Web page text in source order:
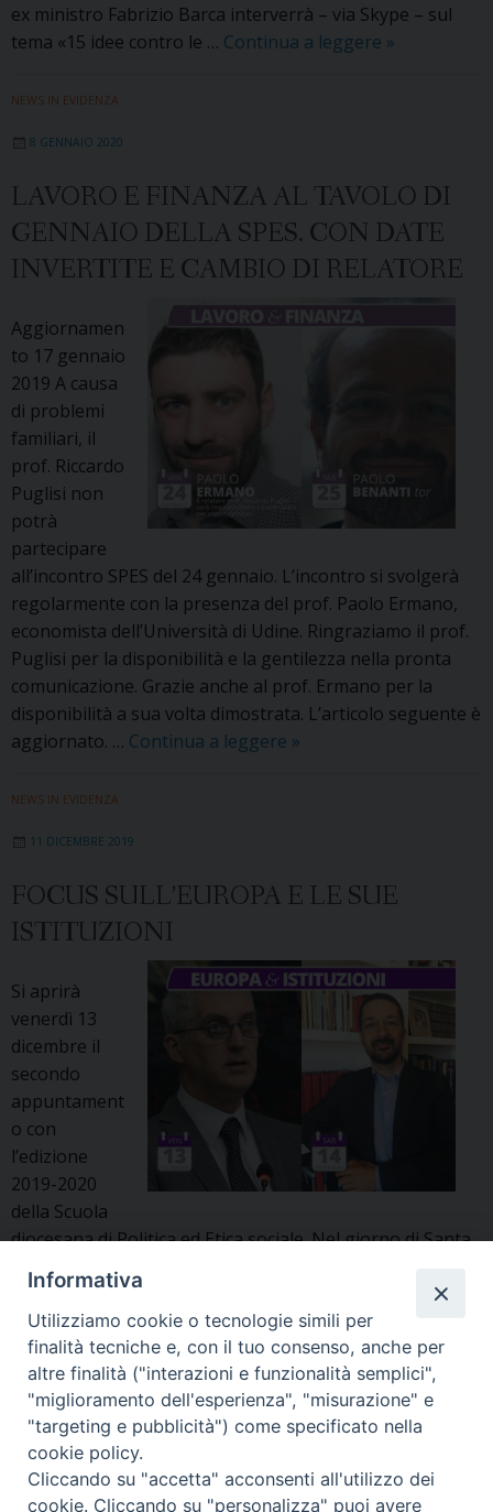
ex ministro Fabrizio Barca interverrà – via Skype – sul
tema «15 idee contro le … Continua a leggere
SPES
di
»
NEWS IN EVIDENZA
8 GENNAIO 2020
LAVORO E FINANZA AL TAVOLO DI
GENNAIO DELLA SPES. CON DATE
INVERTITE E CAMBIO DI RELATORE
Aggiornamen
to 17 gennaio
2019 A causa
di problemi
familiari, il
prof. Riccardo
Puglisi non
potrà
partecipare
all’incontro SPES del 24 gennaio. L’incontro si svolgerà
regolarmente con la presenza del prof. Paolo Ermano,
economista dell’Università di Udine. Ringraziamo il prof.
Puglisi per la disponibilità e la gentilezza nella pronta
comunicazione. Grazie anche al prof. Ermano per la
disponibilità a sua volta dimostrata. L’articolo seguente è
aggiornato. … Continua a leggere Lavoro
gennaio
SPES.
Con
cambio
relatore
»
NEWS IN EVIDENZA
11 DICEMBRE 2019
FOCUS SULL’EUROPA E LE SUE
ISTITUZIONI
Si aprirà
venerdì 13
dicembre il
secondo
appuntament
o con
l’edizione
2019-2020
della Scuola
diocesana di Politica ed Etica sociale. Nel giorno di Santa
Lucia, alle 18.00, il prof. Andrea Zannini – storico
dell’Università di Udine – offrirà un intervento dal titolo
«L’Europa al bivio: tra passato e futuro». Il giorno
seguente, sabato 14 dicembre, a partire dalle 9.00 i locali
del centro culturale Paolino d’Aquileia …Continua a
leggereFocus
sull’Europa
e
le
»
« Pagina precedente Pagina successiva »
Informativa
Utilizziamo cookie o tecnologie simili per
finalità tecniche e, con il tuo consenso, anche per
altre finalità ("interazioni e funzionalità semplici",
"miglioramento dell'esperienza", "misurazione" e
"targeting e pubblicità") come specificato nella
cookie policy.
Cliccando su "accetta" acconsenti all'utilizzo dei
cookie. Cliccando su "personalizza" puoi avere